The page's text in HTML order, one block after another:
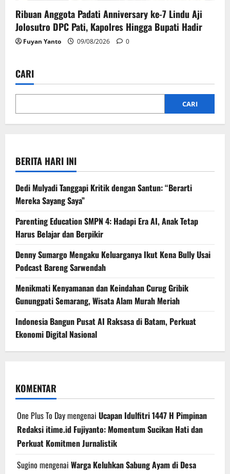
Ribuan Anggota Padati Anniversary ke-7 Lindu Aji
Jolosutro DPC Pati, Kapolres Hingga Bupati Hadir
Fuyan Yanto 09/08/2026 0
CARI
CARI
BERITA HARI INI
Dedi Mulyadi Tanggapi Kritik dengan Santun: “Berarti
Mereka Sayang Saya”
Parenting Education SMPN 4: Hadapi Era AI, Anak Tetap
Harus Belajar dan Berpikir
Denny Sumargo Mengaku Keluarganya Ikut Kena Bully Usai
Podcast Bareng Sarwendah
Menikmati Kenyamanan dan Keindahan Curug Gribik
Gunungpati Semarang, Wisata Alam Murah Meriah
Indonesia Bangun Pusat AI Raksasa di Batam, Perkuat
Ekonomi Digital Nasional
KOMENTAR
One Plus To Daymengenai Ucapan Idulfitri 1447 H Pimpinan
Redaksi itime.id Fujiyanto: Momentum Sucikan Hati dan
Perkuat Komitmen Jurnalistik
Sugino mengenai Warga Keluhkan Sabung Ayam di Desa